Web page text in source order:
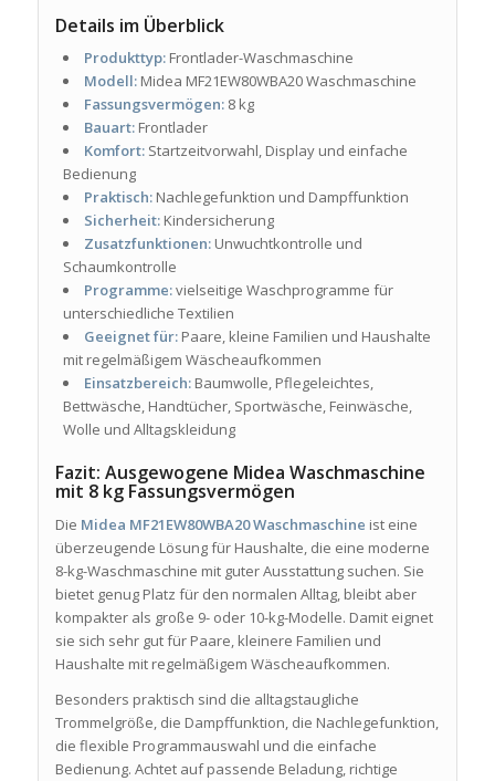
Details im Überblick
Produkttyp:Frontlader-Waschmaschine
Modell:Midea MF21EW80WBA20 Waschmaschine
Fassungsvermögen:8 kg
Bauart:Frontlader
Komfort:Startzeitvorwahl, Display und einfache
Bedienung
Praktisch:Nachlegefunktion und Dampffunktion
Sicherheit:Kindersicherung
Zusatzfunktionen:Unwuchtkontrolle und
Schaumkontrolle
Programme:vielseitige Waschprogramme für
unterschiedliche Textilien
Geeignet für:Paare, kleine Familien und Haushalte
mit regelmäßigem Wäscheaufkommen
Einsatzbereich:Baumwolle, Pflegeleichtes,
Bettwäsche, Handtücher, Sportwäsche, Feinwäsche,
Wolle und Alltagskleidung
Fazit: Ausgewogene Midea Waschmaschine
mit 8 kg Fassungsvermögen
Die Midea MF21EW80WBA20 Waschmaschine ist eine
überzeugende Lösung für Haushalte, die eine moderne
8-kg-Waschmaschine mit guter Ausstattung suchen. Sie
bietet genug Platz für den normalen Alltag, bleibt aber
kompakter als große 9- oder 10-kg-Modelle. Damit eignet
sie sich sehr gut für Paare, kleinere Familien und
Haushalte mit regelmäßigem Wäscheaufkommen.
Besonders praktisch sind die alltagstaugliche
Trommelgröße, die Dampffunktion, die Nachlegefunktion,
die flexible Programmauswahl und die einfache
Bedienung. Achtet auf passende Beladung, richtige